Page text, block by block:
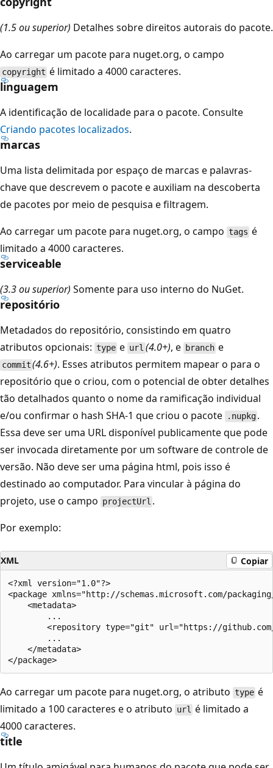
(1.5 ou superior) Detalhes sobre direitos autorais do pacote.
Ao carregar um pacote para nuget.org, o campo
copyright é limitado a 4000 caracteres.
linguagem
A identificação de localidade para o pacote. Consulte
Criando pacotes localizados.
marcas
Uma lista delimitada por espaço de marcas e palavras-
chave que descrevem o pacote e auxiliam na descoberta
de pacotes por meio de pesquisa e filtragem.
Ao carregar um pacote para nuget.org, o campo tags é
limitado a 4000 caracteres.
serviceable
(3.3 ou superior) Somente para uso interno do NuGet.
repositório
Metadados do repositório, consistindo em quatro
atributos opcionais: type e url (4.0+), e branch e
commit (4.6+). Esses atributos permitem mapear o para o
repositório que o criou, com o potencial de obter detalhes
tão detalhados quanto o nome da ramificação individual
e/ou confirmar o hash SHA-1 que criou o pacote
.nupkg .
Essa deve ser uma URL disponível publicamente que pode
ser invocada diretamente por um software de controle de
versão. Não deve ser uma página html, pois isso é
destinado ao computador. Para vincular à página do
projeto, use o campo projectUrl .
Por exemplo:
XML Copiar
<?xml version="1.0"?>
<package xmlns="http://schemas.microsoft.com/
    <metadata>
        ...
<repository type="git" url="https://
        ...
    </metadata>
Ao carregar um pacote para nuget.org, o atributo type é
limitado a 100 caracteres e o atributo url é limitado a
4000 caracteres.
title